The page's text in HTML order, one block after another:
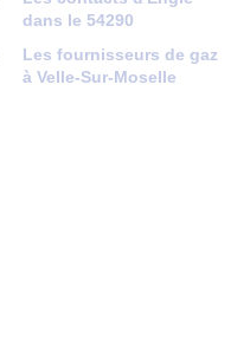
dans le 54290
Les fournisseurs de gaz
à Velle-Sur-Moselle